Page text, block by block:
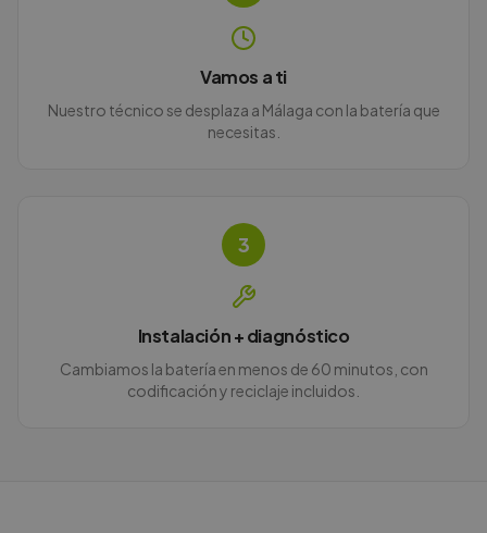
Vamos a ti
Nuestro técnico se desplaza a Málaga con la batería que
necesitas.
3
Instalación + diagnóstico
Cambiamos la batería en menos de 60 minutos, con
codificación y reciclaje incluidos.